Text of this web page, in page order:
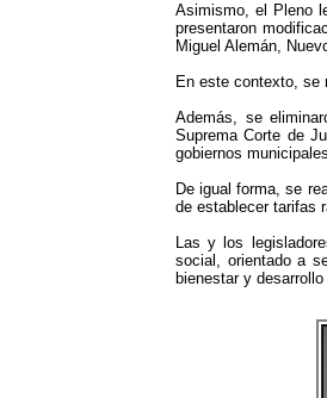
Asimismo, el Pleno
presentaron
Miguel Alemán,
En este contexto, se
Además, se
Suprema Corte de
gobiernos
De igual forma, se
de establecer tarifas
Las y los
social, orientado a
bienestar y